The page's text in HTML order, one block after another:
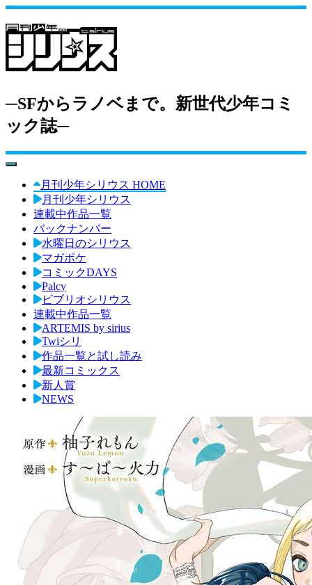
─SFからラノベまで。新世代少年コミ
ック誌─
toggle navigation
月刊少年シリウス HOME
月刊少年シリウス
連載中作品一覧
バックナンバー
水曜日のシリウス
マガポケ
コミックDAYS
Palcy
ビブリオシリウス
連載中作品一覧
ARTEMIS by sirius
Twiシリ
作品一覧と試し読み
最新コミックス
新人賞
NEWS